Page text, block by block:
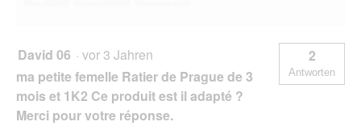
David 06 · vor 3 Jahren
ma petite femelle Ratier de Prague de 3
mois et 1K2 Ce produit est il adapté ?
Merci pour votre réponse.
2
Antworten